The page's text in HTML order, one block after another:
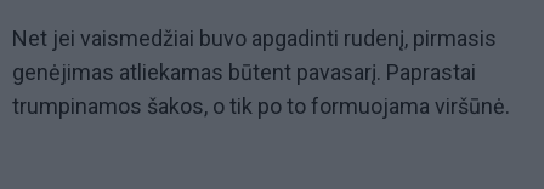
Net jei vaismedžiai buvo apgadinti rudenį, pirmasis
genėjimas atliekamas būtent pavasarį. Paprastai
trumpinamos šakos, o tik po to formuojama viršūnė.